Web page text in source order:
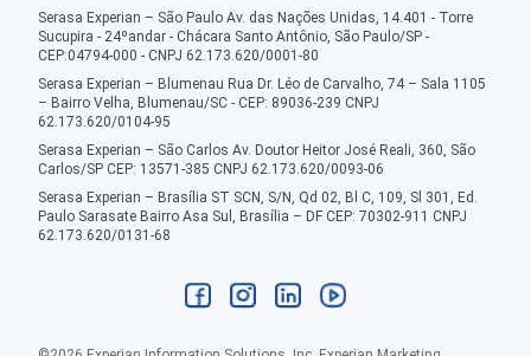
Serasa Experian – São Paulo Av. das Nações Unidas, 14.401 - Torre
Sucupira - 24ºandar - Chácara Santo Antônio, São Paulo/SP -
CEP:04794-000 - CNPJ 62.173.620/0001-80
Serasa Experian – Blumenau Rua Dr. Léo de Carvalho, 74 – Sala 1105
– Bairro Velha, Blumenau/SC - CEP: 89036-239 CNPJ
62.173.620/0104-95
Serasa Experian – São Carlos Av. Doutor Heitor José Reali, 360, São
Carlos/SP CEP: 13571-385 CNPJ 62.173.620/0093-06
Serasa Experian – Brasília ST SCN, S/N, Qd 02, Bl C, 109, Sl 301, Ed.
Paulo Sarasate Bairro Asa Sul, Brasília – DF CEP: 70302-911 CNPJ
62.173.620/0131-68